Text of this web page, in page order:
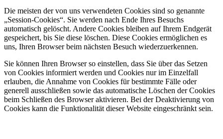
Die meisten der von uns verwendeten Cookies sind so genannte
„Session-Cookies“. Sie werden nach Ende Ihres Besuchs
automatisch gelöscht. Andere Cookies bleiben auf Ihrem Endgerät
gespeichert, bis Sie diese löschen. Diese Cookies ermöglichen es
uns, Ihren Browser beim nächsten Besuch wiederzuerkennen.
Sie können Ihren Browser so einstellen, dass Sie über das Setzen
von Cookies informiert werden und Cookies nur im Einzelfall
erlauben, die Annahme von Cookies für bestimmte Fälle oder
generell ausschließen sowie das automatische Löschen der Cookies
beim Schließen des Browser aktivieren. Bei der Deaktivierung von
Cookies kann die Funktionalität dieser Website eingeschränkt sein.